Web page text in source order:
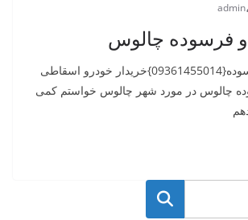
admin
فرسوده چالوس
خرید خوردو فرسوده{09361455014}خریدار خودرو اسقاطی
چالوس در مورد شهر چالوس خواستم کمی
جستجو